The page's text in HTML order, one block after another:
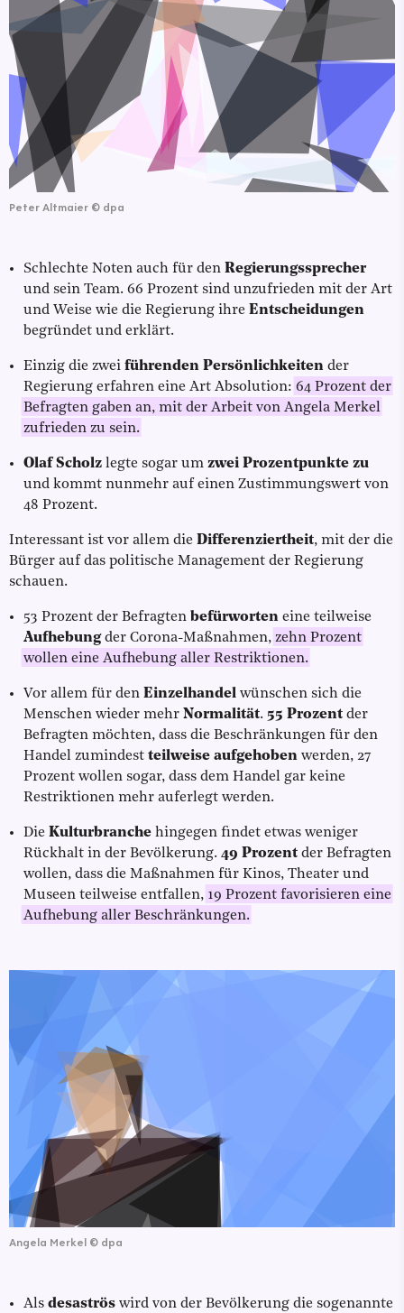
Peter Altmaier © dpa
Schlechte Noten auch für den Regierungssprecher
und sein Team. 66 Prozent sind unzufrieden mit der Art
und Weise wie die Regierung ihre Entscheidungen
begründet und erklärt.
Einzig die zwei führenden Persönlichkeiten der
Regierung erfahren eine Art Absolution: 64 Prozent der
Befragten gaben an, mit der Arbeit von Angela Merkel
zufrieden zu sein.
Olaf Scholz legte sogar um zwei Prozentpunkte zu
und kommt nunmehr auf einen Zustimmungswert von
48 Prozent.
Interessant ist vor allem die Differenziertheit, mit der die
Bürger auf das politische Management der Regierung
schauen.
53 Prozent der Befragten befürworten eine teilweise
Aufhebungder Corona-Maßnahmen, zehn Prozent
wollen eine Aufhebung aller Restriktionen.
Vor allem für den Einzelhandel wünschen sich die
Menschen wieder mehr Normalität. 55 Prozent der
Befragten möchten, dass die Beschränkungen für den
Handel zumindest teilweise aufgehoben werden, 27
Prozent wollen sogar, dass dem Handel gar keine
Restriktionen mehr auferlegt werden.
Die Kulturbranche hingegen findet etwas weniger
Rückhalt in der Bevölkerung. 49 Prozent der Befragten
wollen, dass die Maßnahmen für Kinos, Theater und
Museen teilweise entfallen, 19 Prozent favorisieren eine
Aufhebung aller Beschränkungen.
Angela Merkel © dpa
Als desaströs wird von der Bevölkerung die sogenannte